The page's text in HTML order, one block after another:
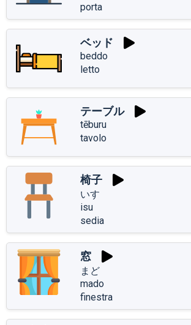
porta
ベッド
beddo
letto
テーブル
tēburu
tavolo
椅子
いす
isu
sedia
窓
まど
mado
finestra